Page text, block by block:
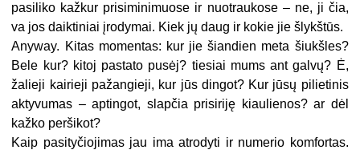
pasiliko kažkur prisiminimuose ir nuotraukose – ne, ji čia,
va jos daiktiniai įrodymai. Kiek jų daug ir kokie jie šlykštūs.
Anyway. Kitas momentas: kur jie šiandien meta šiukšles?
Bele kur? kitoj pastato pusėj? tiesiai mums ant galvų? Ė,
žalieji kairieji pažangieji, kur jūs dingot? Kur jūsų pilietinis
aktyvumas – aptingot, slapčia prisiriję kiaulienos? ar dėl
kažko peršikot?
Kaip pasityčiojimas jau ima atrodyti ir numerio komfortas.